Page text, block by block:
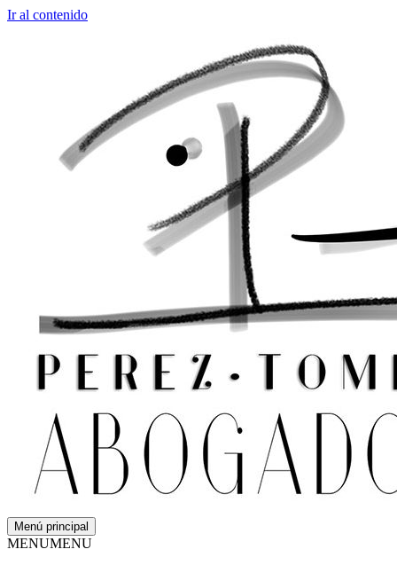
Ir al contenido
Menú principal
MENUMENU